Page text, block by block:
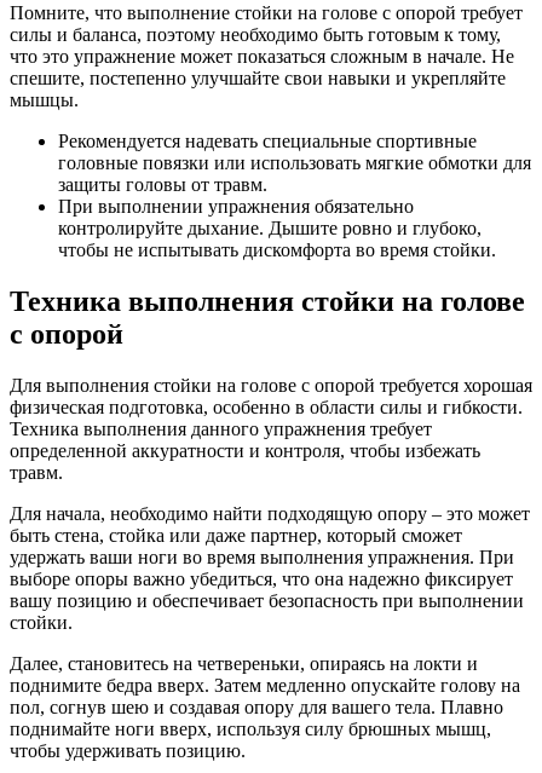
Помните, что выполнение стойки на голове с опорой требует
силы и баланса, поэтому необходимо быть готовым к тому,
что это упражнение может показаться сложным в начале. Не
спешите, постепенно улучшайте свои навыки и укрепляйте
мышцы.
Рекомендуется надевать специальные спортивные
головные повязки или использовать мягкие обмотки для
защиты головы от травм.
При выполнении упражнения обязательно
контролируйте дыхание. Дышите ровно и глубоко,
чтобы не испытывать дискомфорта во время стойки.
Техника выполнения стойки на голове
с опорой
Для выполнения стойки на голове с опорой требуется хорошая
физическая подготовка, особенно в области силы и гибкости.
Техника выполнения данного упражнения требует
определенной аккуратности и контроля, чтобы избежать
травм.
Для начала, необходимо найти подходящую опору – это может
быть стена, стойка или даже партнер, который сможет
удержать ваши ноги во время выполнения упражнения. При
выборе опоры важно убедиться, что она надежно фиксирует
вашу позицию и обеспечивает безопасность при выполнении
стойки.
Далее, становитесь на четвереньки, опираясь на локти и
поднимите бедра вверх. Затем медленно опускайте голову на
пол, согнув шею и создавая опору для вашего тела. Плавно
поднимайте ноги вверх, используя силу брюшных мышц,
чтобы удерживать позицию.